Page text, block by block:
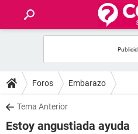
FOROS
SALUD
Foros Embarazo
Tema Anterior
Estoy angustiada ayuda